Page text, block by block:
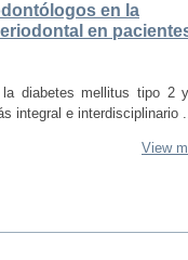
en la
en
la diabetes mellitus tipo 2
integral e interdisciplinario
View